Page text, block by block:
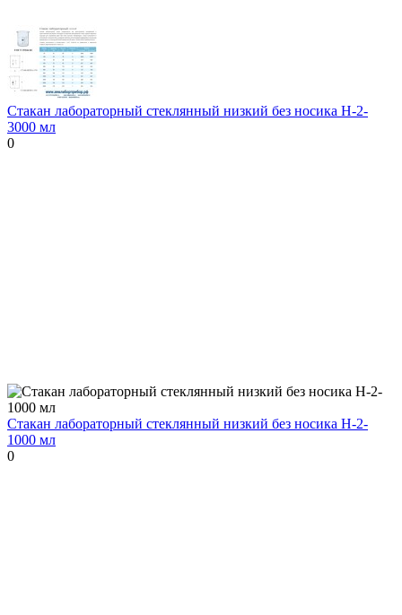
Стакан лабораторный стеклянный низкий без носика Н-2-
3000 мл
0
Стакан лабораторный стеклянный низкий без носика Н-2-
1000 мл
0